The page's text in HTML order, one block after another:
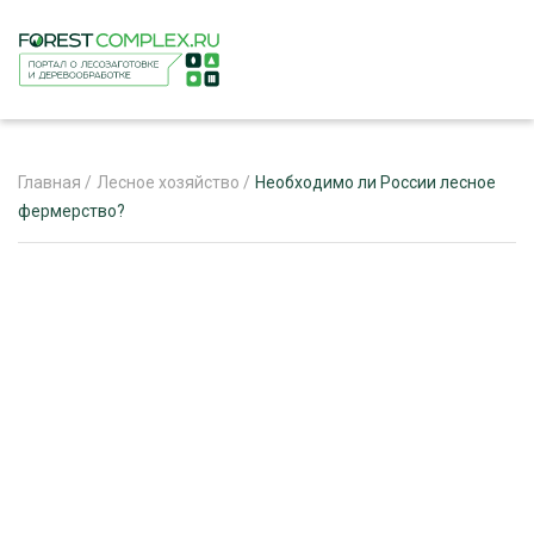
Главная / Лесное хозяйство / Необходимо ли России лесное
фермерство?